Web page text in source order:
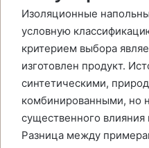
Изоляционные
условную
критерием выбора
изготовлен продукт.
синтетическими,
комбинированными, но
существенного влияния
Разница между